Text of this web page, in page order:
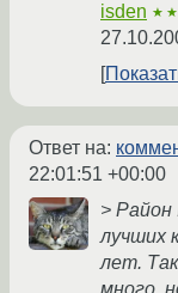
isden
Ответ на:
22:01:51 +00:00
> Район
лучших
лет.